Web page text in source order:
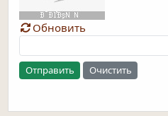
Обновить
Отправить Очистить